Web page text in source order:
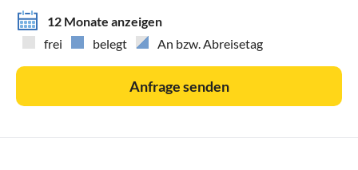
12 Monate anzeigen
frei
belegt An bzw. Abreisetag
Anfrage senden